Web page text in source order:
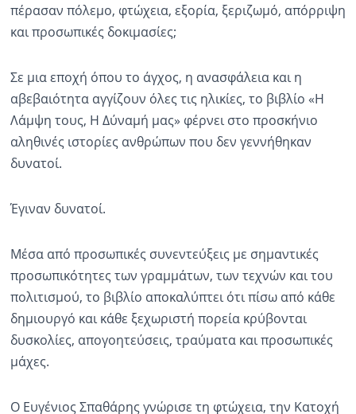
πέρασαν πόλεμο, φτώχεια, εξορία, ξεριζωμό, απόρριψη
και προσωπικές δοκιμασίες;
Σε μια εποχή όπου το άγχος, η ανασφάλεια και η
αβεβαιότητα αγγίζουν όλες τις ηλικίες, το βιβλίο «Η
Λάμψη τους, Η Δύναμή μας» φέρνει στο προσκήνιο
αληθινές ιστορίες ανθρώπων που δεν γεννήθηκαν
δυνατοί.
Έγιναν δυνατοί.
Μέσα από προσωπικές συνεντεύξεις με σημαντικές
προσωπικότητες των γραμμάτων, των τεχνών και του
πολιτισμού, το βιβλίο αποκαλύπτει ότι πίσω από κάθε
δημιουργό και κάθε ξεχωριστή πορεία κρύβονται
δυσκολίες, απογοητεύσεις, τραύματα και προσωπικές
μάχες.
Ο Ευγένιος Σπαθάρης γνώρισε τη φτώχεια, την Κατοχή